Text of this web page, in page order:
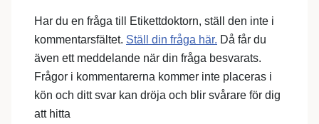
Har du en fråga till Etikettdoktorn, ställ den inte i
kommentarsfältet. Ställ din fråga här. Då får du
även ett meddelande när din fråga besvarats.
Frågor i kommentarerna kommer inte placeras i
kön och ditt svar kan dröja och blir svårare för dig
att hitta